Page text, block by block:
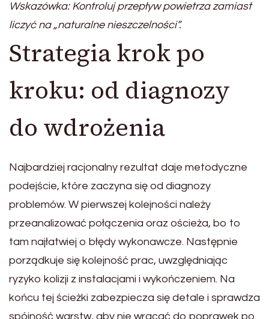
Wskazówka: Kontroluj przepływ powietrza zamiast
liczyć na „naturalne nieszczelności”.
Strategia krok po
kroku: od diagnozy
do wdrożenia
Najbardziej racjonalny rezultat daje metodyczne
podejście, które zaczyna się od diagnozy
problemów. W pierwszej kolejności należy
przeanalizować połączenia oraz ościeża, bo to
tam najłatwiej o błędy wykonawcze. Następnie
porządkuje się kolejność prac, uwzględniając
ryzyko kolizji z instalacjami i wykończeniem. Na
końcu tej ścieżki zabezpiecza się detale i sprawdza
spójność warstw, aby nie wracać do poprawek po